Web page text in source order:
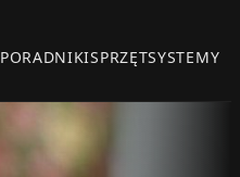
PORADNIKISPRZĘTSYSTEMY